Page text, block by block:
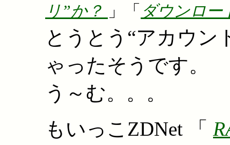
リ”か？
」「 ダウンロ
とうとう“アカウン
ゃったそうです。
う～む。。。
もいっこZDNet 「